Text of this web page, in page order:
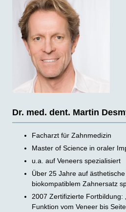
Dr. med. dent. Martin
Facharzt für Zahnmedizin
Master of Science in oraler
u.a. auf Veneers spezialisiert
Über 25 Jahre auf
biokompatiblem Zahnersatz
2007 Zertifizierte Fortbildung:
Funktion vom Veneer bis